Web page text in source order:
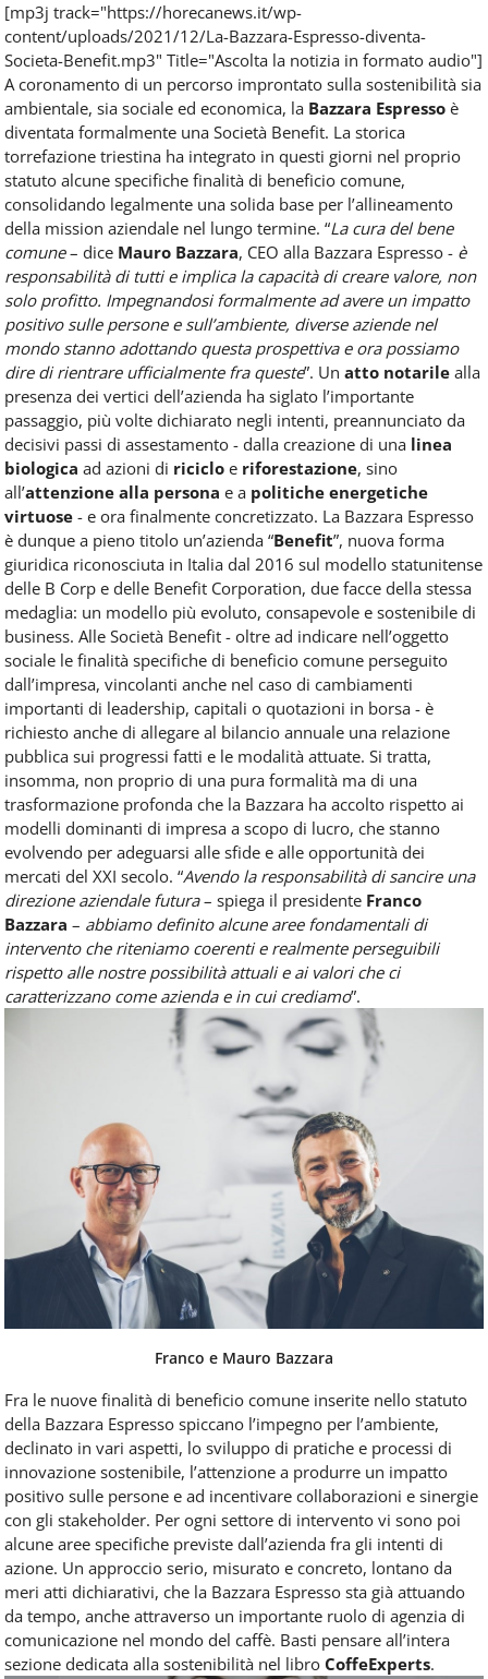
[mp3j track="https://horecanews.it/wp-
content/uploads/2021/12/La-Bazzara-Espresso-diventa-
Societa-Benefit.mp3" Title="Ascolta la notizia in formato audio"]
A coronamento di un percorso improntato sulla sostenibilità sia
ambientale, sia sociale ed economica, la Bazzara Espresso è
diventata formalmente una Società Benefit. La storica
torrefazione triestina ha integrato in questi giorni nel proprio
statuto alcune specifiche finalità di beneficio comune,
consolidando legalmente una solida base per l’allineamento
della mission aziendale nel lungo termine. “La cura del bene
comune– dice Mauro Bazzara, CEO alla Bazzara Espresso - è
responsabilità di tutti e implica la capacità di creare valore, non
solo profitto. Impegnandosi formalmente ad avere un impatto
positivo sulle persone e sull’ambiente, diverse aziende nel
mondo stanno adottando questa prospettiva e ora possiamo
dire di rientrare ufficialmente fra queste”. Un atto notarile alla
presenza dei vertici dell’azienda ha siglato l’importante
passaggio, più volte dichiarato negli intenti, preannunciato da
decisivi passi di assestamento - dalla creazione di una linea
biologica ad azioni di riciclo e riforestazione, sino
all’attenzione alla persona e a politiche energetiche
virtuose - e ora finalmente concretizzato. La Bazzara Espresso
è dunque a pieno titolo un’azienda “Benefit”, nuova forma
giuridica riconosciuta in Italia dal 2016 sul modello statunitense
delle B Corp e delle Benefit Corporation, due facce della stessa
medaglia: un modello più evoluto, consapevole e sostenibile di
business. Alle Società Benefit - oltre ad indicare nell’oggetto
sociale le finalità specifiche di beneficio comune perseguito
dall’impresa, vincolanti anche nel caso di cambiamenti
importanti di leadership, capitali o quotazioni in borsa - è
richiesto anche di allegare al bilancio annuale una relazione
pubblica sui progressi fatti e le modalità attuate. Si tratta,
insomma, non proprio di una pura formalità ma di una
trasformazione profonda che la Bazzara ha accolto rispetto ai
modelli dominanti di impresa a scopo di lucro, che stanno
evolvendo per adeguarsi alle sfide e alle opportunità dei
mercati del XXI secolo. “Avendo la responsabilità di sancire una
direzione aziendale futura– spiega il presidente Franco
Bazzara – abbiamo definito alcune aree fondamentali di
intervento che riteniamo coerenti e realmente perseguibili
rispetto alle nostre possibilità attuali e ai valori che ci
caratterizzano come azienda e in cui crediamo”.
Franco e Mauro Bazzara
Fra le nuove finalità di beneficio comune inserite nello statuto
della Bazzara Espresso spiccano l’impegno per l’ambiente,
declinato in vari aspetti, lo sviluppo di pratiche e processi di
innovazione sostenibile, l’attenzione a produrre un impatto
positivo sulle persone e ad incentivare collaborazioni e sinergie
con gli stakeholder. Per ogni settore di intervento vi sono poi
alcune aree specifiche previste dall’azienda fra gli intenti di
azione. Un approccio serio, misurato e concreto, lontano da
meri atti dichiarativi, che la Bazzara Espresso sta già attuando
da tempo, anche attraverso un importante ruolo di agenzia di
comunicazione nel mondo del caffè. Basti pensare all’intera
sezione dedicata alla sostenibilità nel libro CoffeExperts.